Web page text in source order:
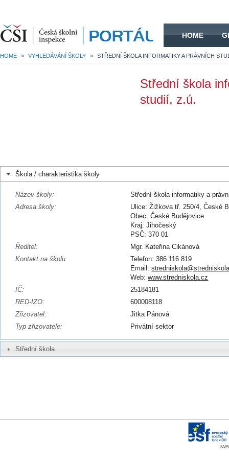
HOME
HOME » VYHLEDÁVÁNÍ ŠKOLY » STŘEDNÍ ŠKOLA INFORMATIKY A PRÁVNÍCH
Střední škola
studií, z.ú.
Škola / charakteristika školy
Název školy:
Střední škola informatiky a
Adresa školy:
Ulice: Žižkova tř. 250/4, České
Obec: České Budějovice
Kraj: Jihočeský
PSČ: 370 01
Ředitel:
Mgr. Kateřina Cikánová
Kontakt na školu
Telefon: 386 116 819
Email:
Web:www.stredniskola.cz
IČ:
25184181
RED-IZO:
600008118
Zřizovatel:
Jitka Pánová
Typ zřizovatele:
Privátní sektor
Střední škola